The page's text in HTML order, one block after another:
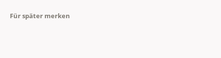
Für später merken